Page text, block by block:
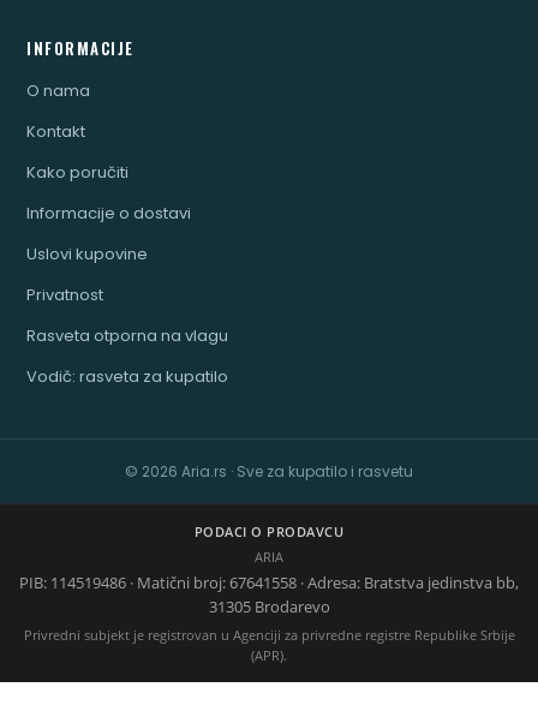
INFORMACIJE
O nama
Kontakt
Kako poručiti
Informacije o dostavi
Uslovi kupovine
Privatnost
Rasveta otporna na vlagu
Vodič: rasveta za kupatilo
© 2026 Aria.rs · Sve za kupatilo i rasvetu
PODACI O PRODAVCU
ARIA
PIB: 114519486 · Matični broj: 67641558 · Adresa: Bratstva jedinstva bb,
31305 Brodarevo
Privredni subjekt je registrovan u Agenciji za privredne registre Republike Srbije
(APR).